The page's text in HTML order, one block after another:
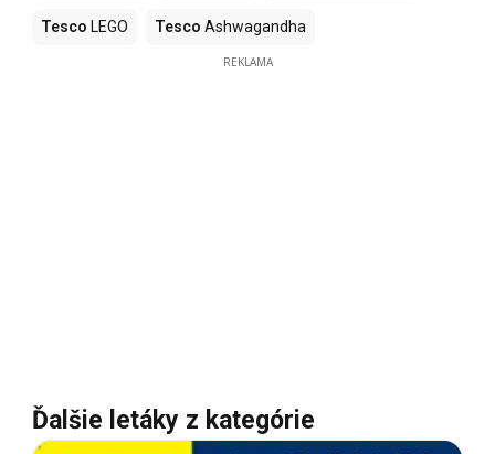
Tesco LEGO Tesco Ashwagandha
REKLAMA
Ďalšie letáky z kategórie